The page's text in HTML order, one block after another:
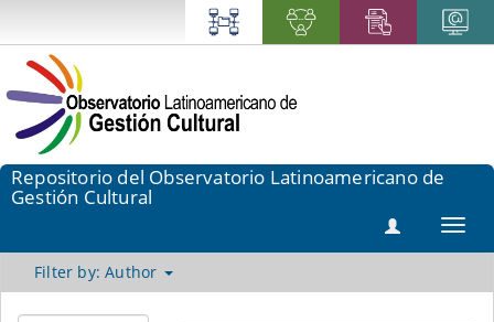
Repositorio del Observatorio Latinoamericano de
Gestión Cultural
Filter by: Author